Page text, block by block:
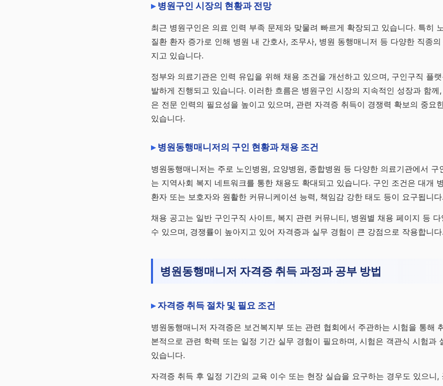
병원구인 시장의 현황과 전망
최근 병원구인은 의료 인력 부족 문제와 맞물려 빠르게 확장되고 있습니다. 특히
질환 환자 증가로 인해 병원 내 간호사, 조무사, 병원 동행매니저 등 다양한 직종
지고 있습니다.
정부와 의료기관은 인력 유입을 위해 채용 조건을 개선하고 있으며, 구인구직 플
발하게 진행되고 있습니다. 이러한 흐름은 병원구인 시장의 지속적인 성장과 함께
은 전문 인력의 필요성을 높이고 있으며, 관련 자격증 취득이 경쟁력 확보의 중요
있습니다.
병원동행매니저의 구인 현황과 채용 조건
병원동행매니저는 주로 노인병원, 요양병원, 종합병원 등 다양한 의료기관에서 구
는 지역사회 복지 네트워크를 통한 채용도 확대되고 있습니다. 구인 조건은 대개
환자 또는 보호자와 원활한 커뮤니케이션 능력, 책임감 강한 태도 등이 요구됩니다.
채용 공고는 일반 구인구직 사이트, 복지 관련 커뮤니티, 병원별 채용 페이지 등
수 있으며, 경쟁률이 높아지고 있어 자격증과 실무 경험이 큰 강점으로 작용합니다.
병원동행매니저 자격증 취득 과정과 공부 방법
자격증 취득 절차 및 필요 조건
병원동행매니저 자격증은 보건복지부 또는 관련 협회에서 주관하는 시험을 통해
본적으로 관련 학력 또는 일정 기간 실무 경험이 필요하며, 시험은 객관식 시험과
있습니다.
자격증 취득 후 일정 기간의 교육 이수 또는 현장 실습을 요구하는 경우도 있으니,